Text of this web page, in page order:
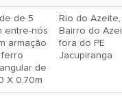
de 5
entre-nós
armação
ferro
de
X 0,70m
Rio do Azeite,
Bairro do
fora do PE
Jacupiranga